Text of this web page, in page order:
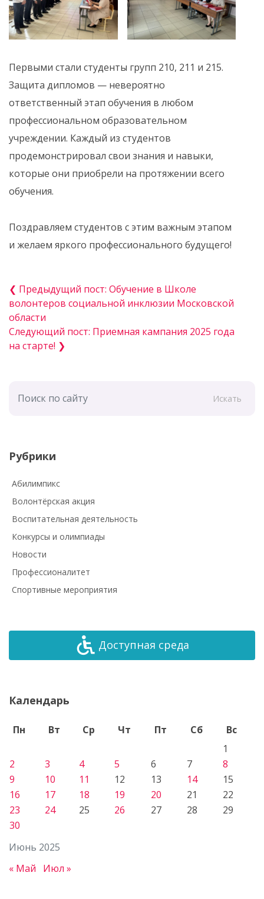
Первыми стали студенты групп 210, 211 и 215.
Защита дипломов — невероятно
ответственный этап обучения в любом
профессиональном образовательном
учреждении. Каждый из студентов
продемонстрировал свои знания и навыки,
которые они приобрели на протяжении всего
обучения.
️Поздравляем студентов с этим важным этапом
и желаем яркого профессионального будущего!
❮ Предыдущий пост: Обучение в Школе
волонтеров социальной инклюзии Московской
области
Следующий пост: Приемная кампания 2025 года
на старте! ❯
Искать
Рубрики
Абилимпикс
Волонтёрская акция
Воспитательная деятельность
Конкурсы и олимпиады
Новости
Профессионалитет
Спортивные мероприятия
Доступная среда
Календарь
Июнь 2025
Пн Вт Ср Чт Пт Сб
Вс
1
2
3 4 5 6 7
8
9
10 11 12 13 14
15
16
17 18 19 20 21
22
23
24 25 26 27 28
29
30
« Май Июл »